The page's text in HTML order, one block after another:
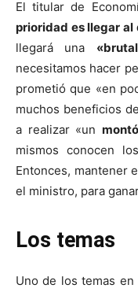
El titular de
prioridad es llegar
llegará una
necesitamos hacer
prometió que «en
muchos beneficios
a realizar «un
mismos conocen
Entonces, mantener
el ministro, para
Los temas
Uno de los temas